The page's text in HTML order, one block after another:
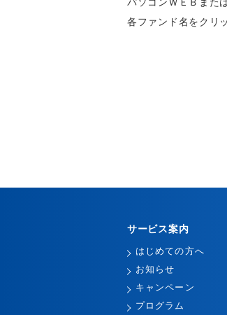
各ファンド名をクリ
サービス案内
はじめての方へ
お知らせ
キャンペーン
プログラム